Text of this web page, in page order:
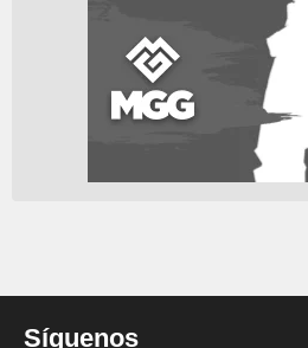
Síguenos